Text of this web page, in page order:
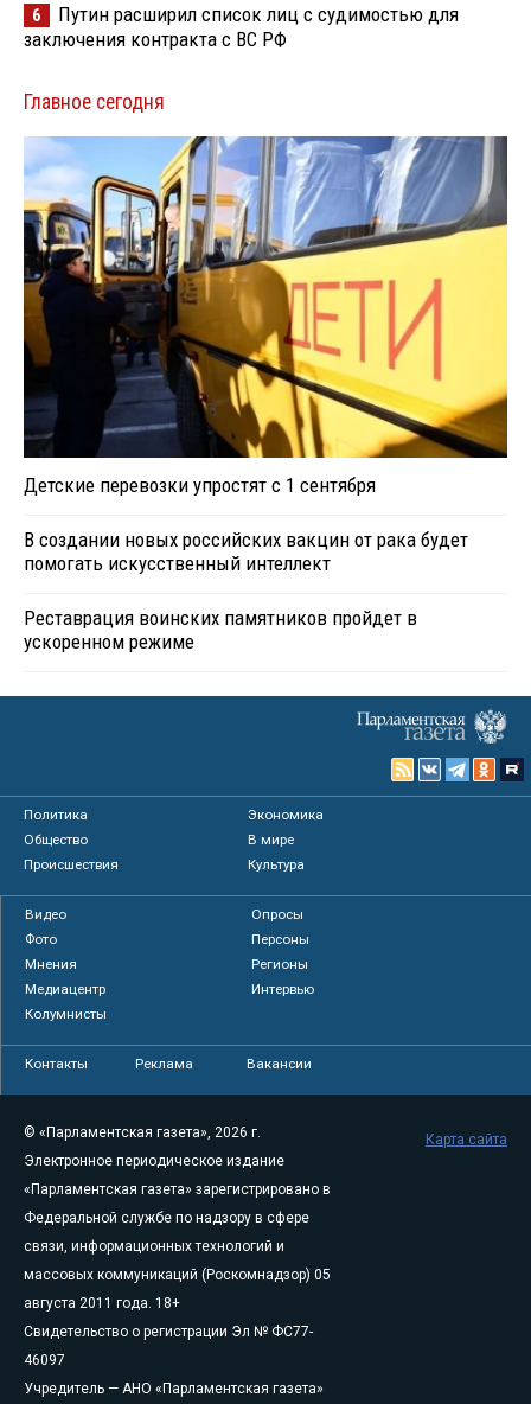
6
Путин расширил список лиц с судимостью для
заключения контракта с ВС РФ
Главное сегодня
Детские перевозки упростят с 1 сентября
В создании новых российских вакцин от рака будет
помогать искусственный интеллект
Реставрация воинских памятников пройдет в
ускоренном режиме
Политика
Экономика
Общество
В мире
Происшествия
Культура
Видео
Опросы
Фото
Персоны
Мнения
Регионы
Медиацентр
Интервью
Колумнисты
Контакты Реклама Вакансии
© «Парламентская газета», 2026 г.
Электронное периодическое издание
«Парламентская газета» зарегистрировано в
Федеральной службе по надзору в сфере
связи, информационных технологий и
массовых коммуникаций (Роскомнадзор) 05
августа 2011 года. 18+
Свидетельство о регистрации Эл № ФС77-
46097
Учредитель — АНО «Парламентская газета»
Карта сайта